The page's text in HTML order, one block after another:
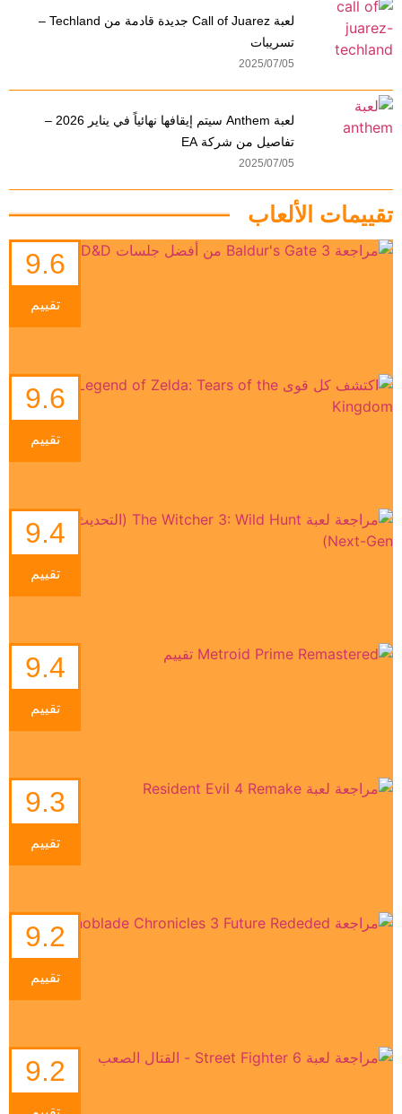
لعبة Call of Juarez جديدة قادمة من Techland –
تسريبات
2025/07/05
لعبة Anthem سيتم إيقافها نهائياً في يناير 2026 –
تفاصيل من شركة EA
2025/07/05
تقييمات الألعاب
9.6
تقييم
9.6
تقييم
9.4
تقييم
9.4
تقييم
9.3
تقييم
9.2
تقييم
9.2